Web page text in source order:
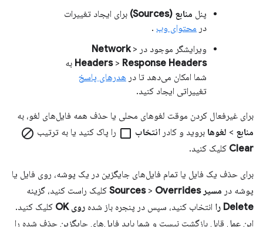
پنل منابع (Sources)
برای ایجاد تغییرات
در محتوای وب .
ویرایشگر موجود در
Network>
Headers> Response Headers
به ​​
شما امکان می‌دهد تا در هدرهای پاسخ
تغییراتی ایجاد کنید.
برای غیرفعال کردن موقت لغوهای محلی یا حذف همه فایل‌های لغو، به
منابع > لغوها بروید و کادر انتخاب check_box_outline_blank را پاک کنید یا به ترتیب block
Clear کلیک کنید.
برای حذف یک فایل یا تمام فایل‌های جایگزین در یک پوشه، روی فایل یا
پوشه در مسیر Sources > Overrides
کلیک راست کنید، گزینه
Delete را
انتخاب کنید، سپس در پنجره باز شده روی OK
کلیک کنید.
این عمل قابل بازگشت نیست و شما باید فایل‌های جایگزین حذف شده را